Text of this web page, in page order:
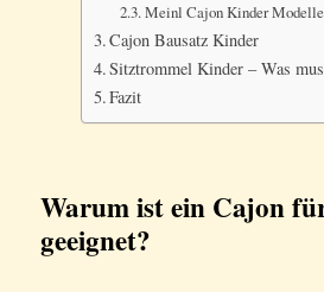
Meinl Cajon Kinder Modelle
Cajon Bausatz Kinder
Sitztrommel Kinder – Was
Fazit
Warum ist ein Cajon
geeignet?